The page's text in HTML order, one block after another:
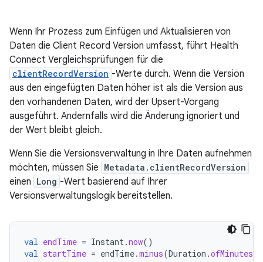
Wenn Ihr Prozess zum Einfügen und Aktualisieren von
Daten die Client Record Version umfasst, führt Health
Connect Vergleichsprüfungen für die
clientRecordVersion -Werte durch. Wenn die Version
aus den eingefügten Daten höher ist als die Version aus
den vorhandenen Daten, wird der Upsert-Vorgang
ausgeführt. Andernfalls wird die Änderung ignoriert und
der Wert bleibt gleich.
Wenn Sie die Versionsverwaltung in Ihre Daten aufnehmen
möchten, müssen Sie Metadata.clientRecordVersion
einen Long -Wert basierend auf Ihrer
Versionsverwaltungslogik bereitstellen.
val endTime = Instant.now()
val startTime = endTime.minus(Duration .ofMinutes